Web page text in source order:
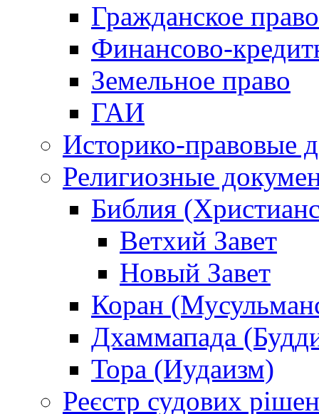
Гражданское право
Финансово-
Земельное право
ГАИ
Историко-правовые
Религиозные
Библия
Ветхий Завет
Новый Завет
Коран
Дхаммапада
Тора (Иудаизм)
Реєстр судових